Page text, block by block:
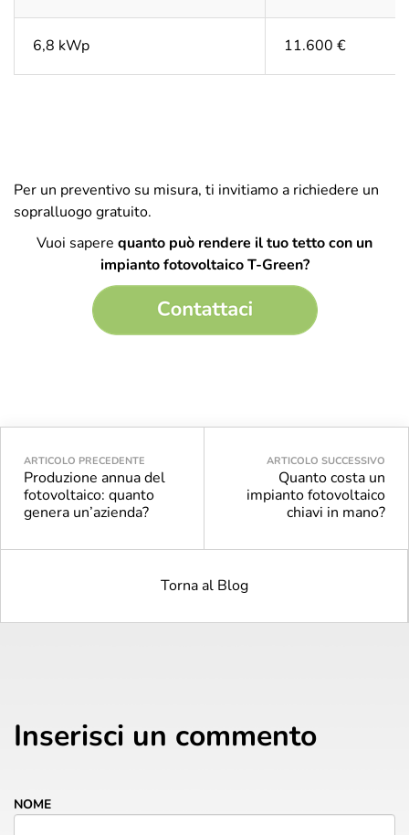
6,8 kWp 11.600 €
Per un preventivo su misura, ti invitiamo a richiedere un
sopralluogo gratuito.
Vuoi sapere quanto può rendere il tuo tetto con un
impianto fotovoltaico T-Green?
ARTICOLO PRECEDENTE
Produzione annua del
fotovoltaico: quanto
genera un’azienda?
Torna al Blog
ARTICOLO SUCCESSIVO
Quanto costa un
impianto fotovoltaico
chiavi in mano?
Inserisci un commento
NOME